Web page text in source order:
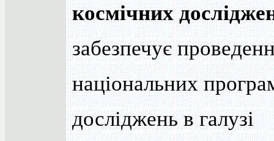
космічних
забезпечує
національних
досліджень в галузі